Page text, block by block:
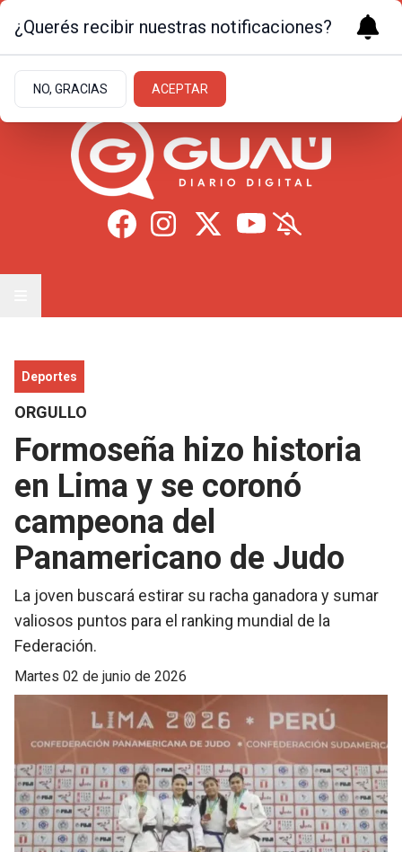
11.7ºc | Formosa
Deportes
ORGULLO
Formoseña hizo historia
en Lima y se coronó
campeona del
Panamericano de Judo
La joven buscará estirar su racha ganadora y sumar
valiosos puntos para el ranking mundial de la
Federación.
martes 02 de junio de 2026
¿Querés recibir nuestras notificaciones?
NO, GRACIAS ACEPTAR